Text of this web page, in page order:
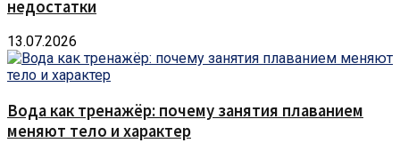
недостатки
13.07.2026
Вода как тренажёр: почему занятия плаванием
меняют тело и характер